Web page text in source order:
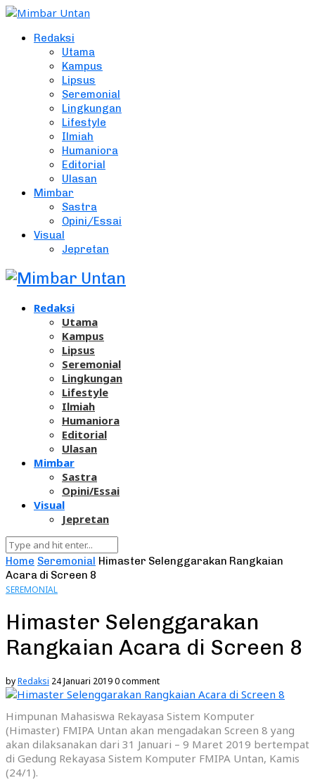
Redaksi
Utama
Kampus
Lipsus
Seremonial
Lingkungan
Lifestyle
Ilmiah
Humaniora
Editorial
Ulasan
Mimbar
Sastra
Opini/Essai
Visual
Jepretan
Redaksi
Utama
Kampus
Lipsus
Seremonial
Lingkungan
Lifestyle
Ilmiah
Humaniora
Editorial
Ulasan
Mimbar
Sastra
Opini/Essai
Visual
Jepretan
Home Seremonial Himaster Selenggarakan Rangkaian
Acara di Screen 8
SEREMONIAL
Himaster Selenggarakan
Rangkaian Acara di Screen 8
byRedaksi 24 Januari 20190 comment
Himpunan Mahasiswa Rekayasa Sistem Komputer
(Himaster) FMIPA Untan akan mengadakan Screen 8 yang
akan dilaksanakan dari 31 Januari – 9 Maret 2019 bertempat
di Gedung Rekayasa Sistem Komputer FMIPA Untan, Kamis
(24/1).